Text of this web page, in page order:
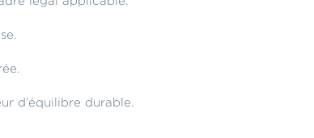
d’équilibre durable.